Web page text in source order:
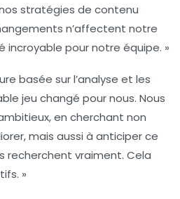
stratégies de contenu
n’affectent notre
incroyable pour notre équipe. »
basée sur l’analyse et les
jeu changé pour nous. Nous
en cherchant non
mais aussi à anticiper ce
recherchent vraiment. Cela
»